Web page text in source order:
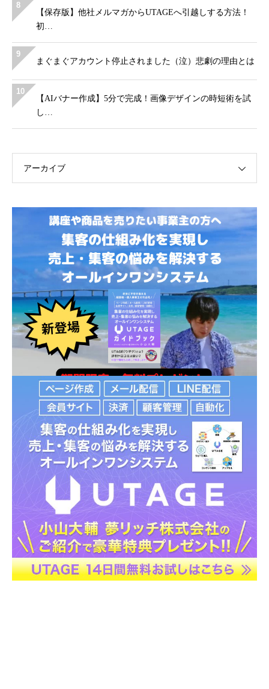
8
【保存版】他社メルマガからUTAGEへ引越しする方法！
初…
9
まぐまぐアカウント停止されました（泣）悲劇の理由とは
10
【AIバナー作成】5分で完成！画像デザインの時短術を試
し…
アーカイブ